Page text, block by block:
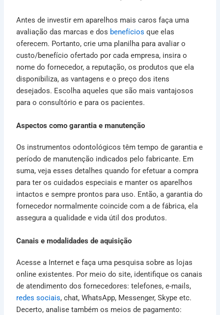
Antes de investir em aparelhos mais caros faça uma
avaliação das marcas e dos benefícios que elas
oferecem. Portanto, crie uma planilha para avaliar o
custo/benefício ofertado por cada empresa, insira o
nome do fornecedor, a reputação, os produtos que ela
disponibiliza, as vantagens e o preço dos itens
desejados. Escolha aqueles que são mais vantajosos
para o consultório e para os pacientes.
Aspectos como garantia e manutenção
Os instrumentos odontológicos têm tempo de garantia e
período de manutenção indicados pelo fabricante. Em
suma, veja esses detalhes quando for efetuar a compra
para ter os cuidados especiais e manter os aparelhos
intactos e sempre prontos para uso. Então, a garantia do
fornecedor normalmente coincide com a de fábrica, ela
assegura a qualidade e vida útil dos produtos.
Canais e modalidades de aquisição
Acesse a Internet e faça uma pesquisa sobre as lojas
online existentes. Por meio do site, identifique os canais
de atendimento dos fornecedores: telefones, e-mails,
redes sociais, chat, WhatsApp, Messenger, Skype etc.
Decerto, analise também os meios de pagamento: